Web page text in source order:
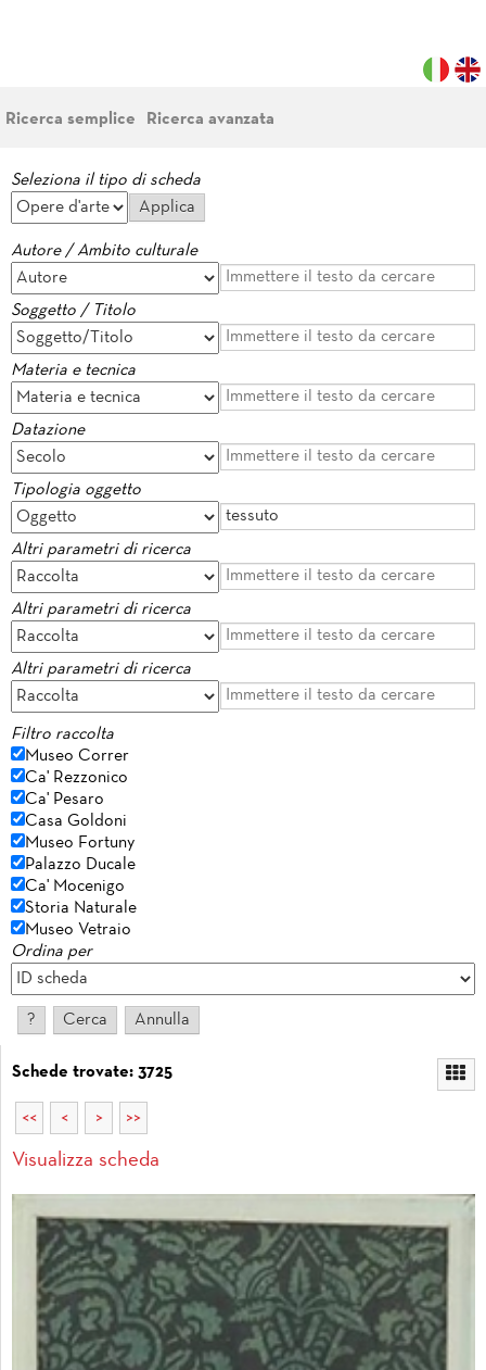
Ricerca semplice Ricerca avanzata
Seleziona il tipo di scheda
Autore / Ambito culturale
Soggetto / Titolo
Materia e tecnica
Datazione
Tipologia oggetto
Altri parametri di ricerca
Altri parametri di ricerca
Altri parametri di ricerca
Filtro raccolta
Museo Correr
Ca' Rezzonico
Ca' Pesaro
Casa Goldoni
Museo Fortuny
Palazzo Ducale
Ca' Mocenigo
Storia Naturale
Museo Vetraio
Ordina per
Schede trovate: 3725
<< < > >>
Visualizza scheda